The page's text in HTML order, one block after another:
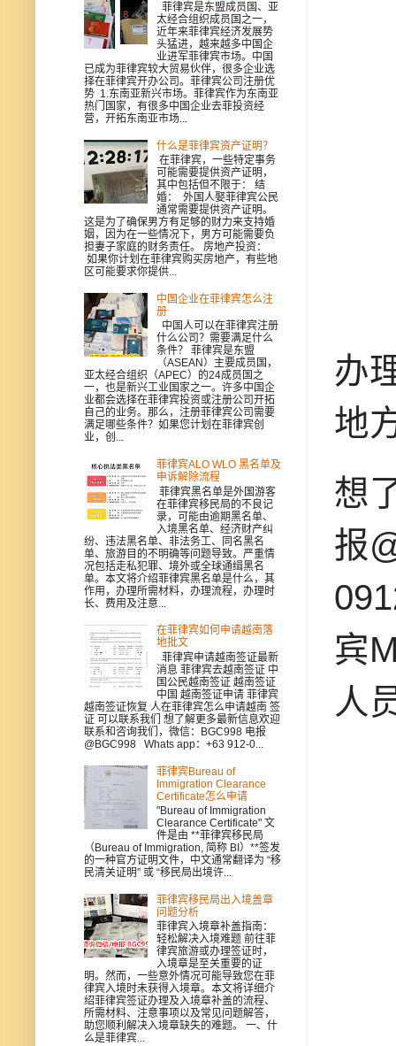
办
地
想
报
宾
人
菲律宾是东盟成员国、亚
太经合组织成员国之一，
近年来菲律宾经济发展势
头猛进，越来越多中国企
业进军菲律宾市场。中国
已成为菲律宾较大贸易伙伴，很多企业选
择在菲律宾开办公司。菲律宾公司注册优
势 1.东南亚新兴市场。菲律宾作为东南亚
热门国家，有很多中国企业去菲投资经
营，开拓东南亚市场...
什么是菲律宾资产证明？
在菲律宾，一些特定事务
可能需要提供资产证明，
其中包括但不限于： 结
婚： 外国人娶菲律宾公民
通常需要提供资产证明。
这是为了确保男方有足够的财力来支持婚
姻，因为在一些情况下，男方可能需要负
担妻子家庭的财务责任。 房地产投资：
如果你计划在菲律宾购买房地产，有些地
区可能要求你提供...
中国企业在菲律宾怎么注
册
中国人可以在菲律宾注册
什么公司？需要满足什么
条件？ 菲律宾是东盟
（ASEAN）主要成员国，
亚太经合组织（APEC）的24成员国之
一，也是新兴工业国家之一。许多中国企
业都会选择在菲律宾投资或注册公司开拓
自己的业务。那么，注册菲律宾公司需要
满足哪些条件？如果您计划在菲律宾创
业，创...
菲律宾ALO WLO 黑名单及
申诉解除流程
菲律宾黑名单是外国游客
在菲律宾移民局的不良记
录，可能由逾期黑名单、
入境黑名单、经济财产纠
纷、违法黑名单、非法务工、同名黑名
单、旅游目的不明确等问题导致。严重情
况包括走私犯罪、境外或全球通缉黑名
单。本文将介绍菲律宾黑名单是什么，其
作用，办理所需材料，办理流程，办理时
长、费用及注意...
在菲律宾如何申请越南落
地批文
菲律宾申请越南签证最新
消息 菲律宾去越南签证 中
国公民越南签证 越南签证
中国 越南签证申请 菲律宾
越南签证恢复 人在菲律宾怎么申请越南 签
证 可以联系我们 想了解更多最新信息欢迎
联系和咨询我们，微信：BGC998 电报
@BGC998 Whats app：+63 912-0...
菲律宾Bureau of
Immigration Clearance
Certificate怎么申请
"Bureau of Immigration
Clearance Certificate" 文
件是由 **菲律宾移民局
（Bureau of Immigration, 简称 BI）**签发
的一种官方证明文件，中文通常翻译为 “移
民清关证明” 或 “移民局出境许...
菲律宾移民局出入境盖章
问题分析
菲律宾入境章补盖指南：
轻松解决入境难题 前往菲
律宾旅游或办理签证时，
入境章是至关重要的证
明。然而，一些意外情况可能导致您在菲
律宾入境时未获得入境章。本文将详细介
绍菲律宾签证办理及入境章补盖的流程、
所需材料、注意事项以及常见问题解答，
助您顺利解决入境章缺失的难题。 一、什
么是菲律宾...